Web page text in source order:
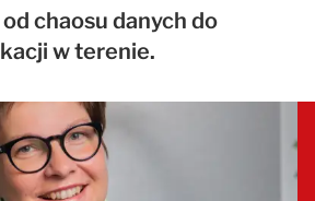
Resources
Knowledge
chaosu danych do
w terenie.